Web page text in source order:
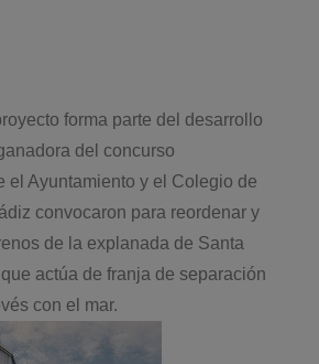
parte del desarrollo
del concurso
el Ayuntamiento y el Colegio de
convocaron para reordenar y
de la explanada de Santa
actúa de franja de separación
con el mar.